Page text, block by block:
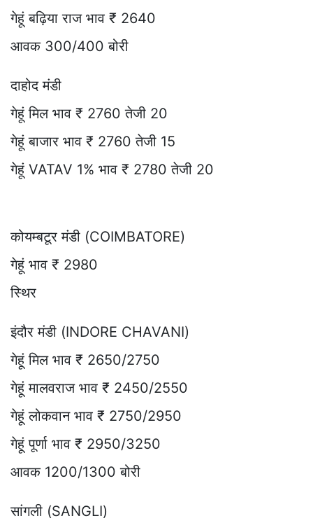
गेहूं बढ़िया राज भाव ₹ 2640
आवक 300/400 बोरी
दाहोद मंडी
गेहूं मिल भाव ₹ 2760 तेजी 20
गेहूं बाजार भाव ₹ 2760 तेजी 15
गेहूं VATAV 1% भाव ₹ 2780 तेजी 20
कोयम्बटूर मंडी (COIMBATORE)
गेहूं भाव ₹ 2980
स्थिर
इंदौर मंडी (INDORE CHAVANI)
गेहूं मिल भाव ₹ 2650/2750
गेहूं मालवराज भाव ₹ 2450/2550
गेहूं लोकवान भाव ₹ 2750/2950
गेहूं पूर्णा भाव ₹ 2950/3250
आवक 1200/1300 बोरी
सांगली (SANGLI)